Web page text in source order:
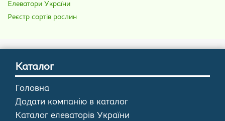
Елеватори України
Реєстр сортів рослин
Каталог
Головна
Додати компанію в каталог
Каталог елеваторів України